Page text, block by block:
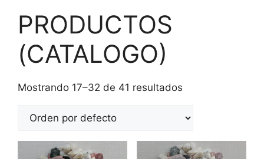
PRODUCTOS
(CATALOGO)
Mostrando 17–32 de 41 resultados